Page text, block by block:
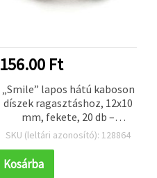
156.00 Ft
„Smile” lapos hátú kaboson
díszek ragasztáshoz, 12x10
mm, fekete, 20 db –
ékszerkészítéshez,
dekorációhoz és kreatív DIY
kézműves projektekhez
SKU (leltári azonosító): 128864
Kosárba